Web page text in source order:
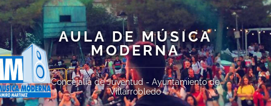
AULA DE MÚSICA
MODERNA
Concejalía de Juventud - Ayuntamiento de
Villarrobledo